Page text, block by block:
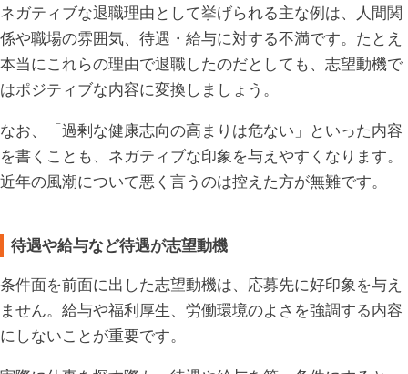
ネガティブな退職理由として挙げられる主な例は、人間関
係や職場の雰囲気、待遇・給与に対する不満です。たとえ
本当にこれらの理由で退職したのだとしても、志望動機で
はポジティブな内容に変換しましょう。
なお、「過剰な健康志向の高まりは危ない」といった内容
を書くことも、ネガティブな印象を与えやすくなります。
近年の風潮について悪く言うのは控えた方が無難です。
待遇や給与など待遇が志望動機
条件面を前面に出した志望動機は、応募先に好印象を与え
ません。給与や福利厚生、労働環境のよさを強調する内容
にしないことが重要です。